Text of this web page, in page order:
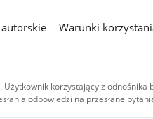
Warunki
korzystający z
odpowiedzi na przesłane